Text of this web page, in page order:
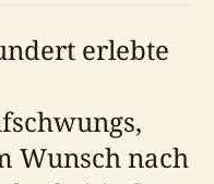
erlebte
Wunsch nach